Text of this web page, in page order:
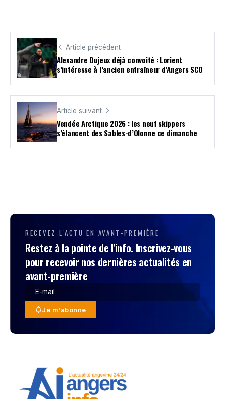
Article précédent
Alexandre Dujeux déjà convoité : Lorient
s’intéresse à l’ancien entraîneur d’Angers SCO
Article suivant
Vendée Arctique 2026 : les neuf skippers
s’élancent des Sables-d’Olonne ce dimanche
RECEVEZ L'ACTU EN AVANT-PREMIÈRE
Restez à la pointe de l'info. Inscrivez-vous
pour recevoir nos dernières actualités en
avant-première
Je m'abonne